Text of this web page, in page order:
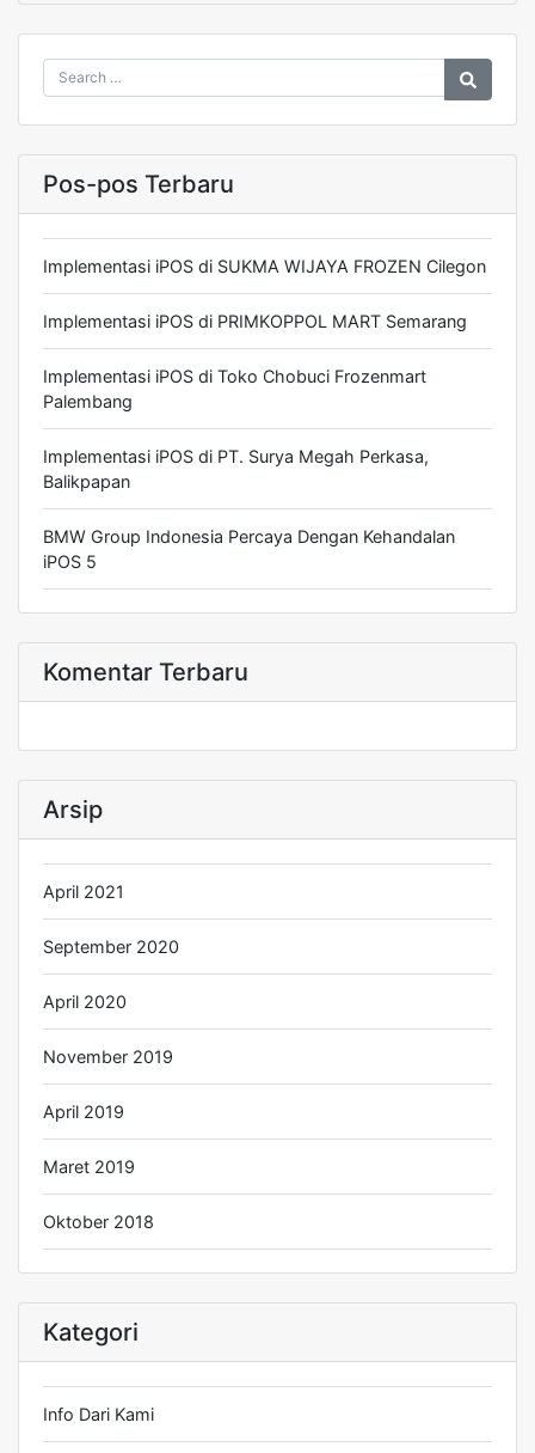
Pos-pos Terbaru
Implementasi iPOS di SUKMA WIJAYA FROZEN Cilegon
Implementasi iPOS di PRIMKOPPOL MART Semarang
Implementasi iPOS di Toko Chobuci Frozenmart
Palembang
Implementasi iPOS di PT. Surya Megah Perkasa,
Balikpapan
BMW Group Indonesia Percaya Dengan Kehandalan
iPOS 5
Komentar Terbaru
Arsip
April 2021
September 2020
April 2020
November 2019
April 2019
Maret 2019
Oktober 2018
Kategori
Info Dari Kami